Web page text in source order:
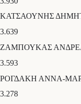
ΚΑΤΣΑΟΥΝΗΣ
3.639
ΖΑΜΠΟΥΚΑΣ ΑΝΔΡΕΑΣ
3.593
ΡΟΓΔΑΚΗ ΑΝΝΑ-
3.278